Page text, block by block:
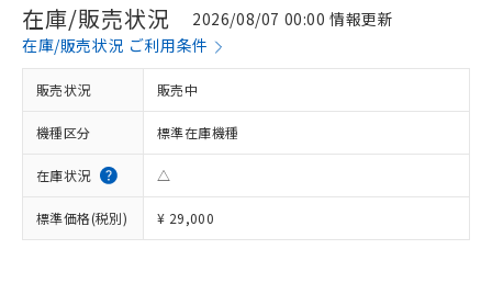
在庫/販売状況
2026/08/07 00:00 情報更新
在庫/販売状況 ご利用条件
販売状況 販売中
機種区分 標準在庫機種
在庫状況 △
標準価格(税別) ¥ 29,000